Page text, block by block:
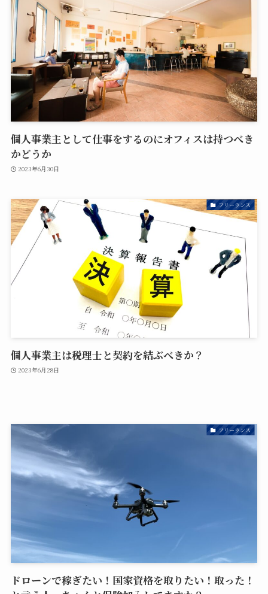
個人事業主として仕事をするのにオフィスは持つべき
かどうか
2023年6月30日
フリーランス
個人事業主は税理士と契約を結ぶべきか？
2023年6月28日
フリーランス
ドローンで稼ぎたい！国家資格を取りたい！取った！